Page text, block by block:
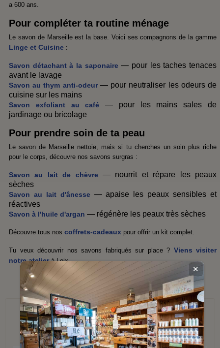
a 600 ans.
Pour compléter ta routine ménage
Le savon de Marseille est la base. Voici ses compagnons de la gamme
Linge et Cuisine :
Savon détachant à la saponaire— pour les taches tenaces
avant le lavage
Savon au thym anti-odeur— pour neutraliser les odeurs de
cuisine sur les mains
Savon exfoliant au café — pour les mains sales de
jardinage ou bricolage
Pour prendre soin de ta peau
Le savon de Marseille nettoie, mais si tu cherches un soin plus riche
pour le corps, découvre nos savons surgras :
Savon au lait de chèvre— nourrit et répare les peaux
sèches
Savon au lait d'ânesse— apaise les peaux sensibles et
réactives
Savon à l'huile d'argan — régénère les peaux très sèches
Découvre tous nos coffrets-cadeaux pour offrir un kit complet.
Tu veux découvrir nos savons fabriqués sur place ? Viens visiter
notre atelierà Loix.
Nous vous conseillons également ...
✕